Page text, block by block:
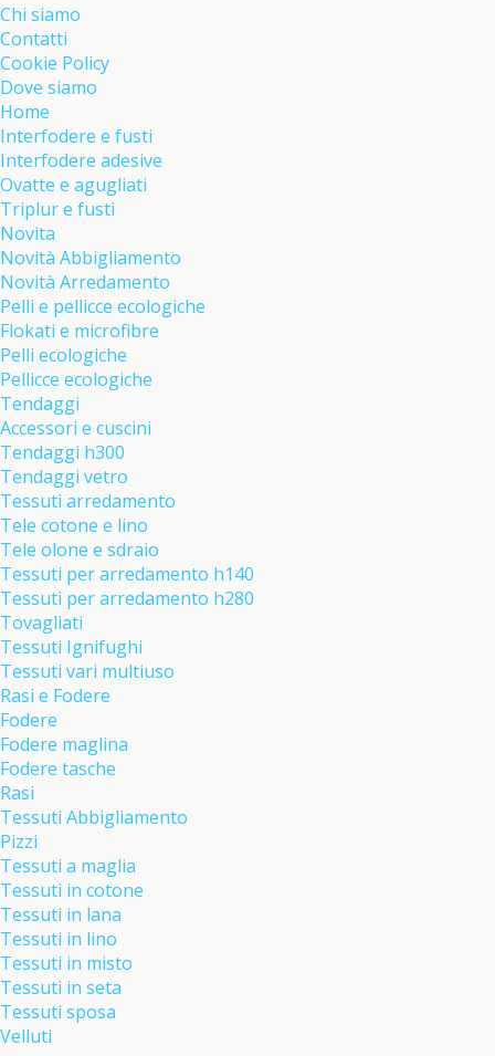
Chi siamo
Contatti
Cookie Policy
Dove siamo
Home
Interfodere e fusti
Interfodere adesive
Ovatte e agugliati
Triplur e fusti
Novita
Novità Abbigliamento
Novità Arredamento
Pelli e pellicce ecologiche
Flokati e microfibre
Pelli ecologiche
Pellicce ecologiche
Tendaggi
Accessori e cuscini
Tendaggi h300
Tendaggi vetro
Tessuti arredamento
Tele cotone e lino
Tele olone e sdraio
Tessuti per arredamento h140
Tessuti per arredamento h280
Tovagliati
Tessuti Ignifughi
Tessuti vari multiuso
Rasi e Fodere
Fodere
Fodere maglina
Fodere tasche
Rasi
Tessuti Abbigliamento
Pizzi
Tessuti a maglia
Tessuti in cotone
Tessuti in lana
Tessuti in lino
Tessuti in misto
Tessuti in seta
Tessuti sposa
Velluti